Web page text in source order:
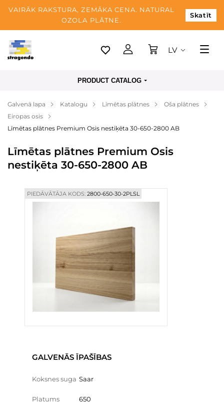
VAIRĀK RAKSTURA, ZEMĀKA CENA. NATURAL
OZOLA PLĀTNE.
Skatīt
Tallina
Apmaksa
Par mums
Blogs
Kontaktinformācija
LV
PRODUCT CATALOG
Galvenā lapa Katalogu Līmētas plātnes
Oša plātnes
Eiropas osis
Līmētas plātnes Premium Osis nestiķēta 30-650-2800 AB
Līmētas plātnes Premium Osis
nestiķēta 30-650-2800 AB
PIEDĀVĀTĀJA KODS:2800-650-30-2PLSL
GALVENĀS ĪPAŠĪBAS
Koksnes suga Saar
Platums 650